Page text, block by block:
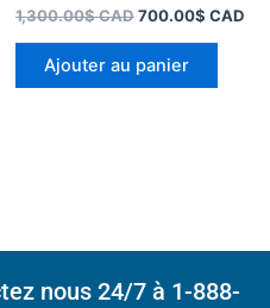
1,300.00$CAD700.00$ CAD
Ajouter au panier
nous 24/7 à 1-888-